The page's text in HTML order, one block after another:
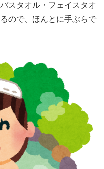
スタオル・フェイスタオ
ので、ほんとに手ぶらで